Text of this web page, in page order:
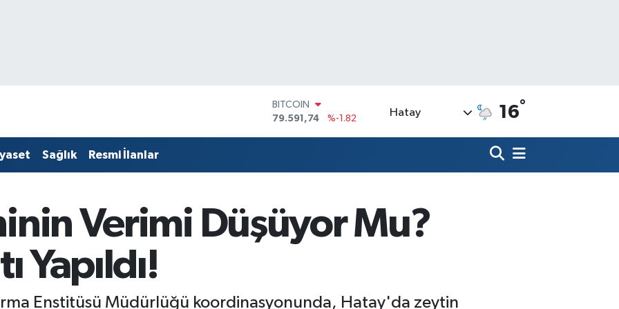
BITCOIN
79.591,74
%-1.82
53,38690
%0.19
G.ALTIN
6862,09000
%0.19
BİST100
Hatay 16°
Sağlık Resmi İlanlar
Verimi Düşüyor Mu?
Yapıldı!
Enstitüsü Müdürlüğü koordinasyonunda, Hatay'da zeytin